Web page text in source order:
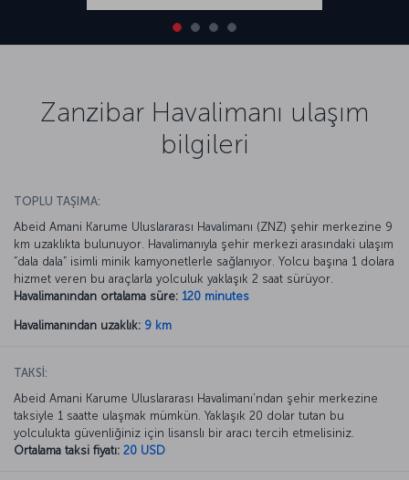
Zanzibar Havalimanı ulaşım
bilgileri
TOPLU TAŞIMA:
Abeid Amani Karume Uluslararası Havalimanı (ZNZ) şehir merkezine 9
km uzaklıkta bulunuyor. Havalimanıyla şehir merkezi arasındaki ulaşım
“dala dala” isimli minik kamyonetlerle sağlanıyor. Yolcu başına 1 dolara
hizmet veren bu araçlarla yolculuk yaklaşık 2 saat sürüyor.
Havalimanından ortalama süre: 120 minutes
Havalimanından uzaklık: 9 km
TAKSİ:
Abeid Amani Karume Uluslararası Havalimanı’ndan şehir merkezine
taksiyle 1 saatte ulaşmak mümkün. Yaklaşık 20 dolar tutan bu
yolculukta güvenliğiniz için lisanslı bir aracı tercih etmelisiniz.
Ortalama taksi fiyatı: 20 USD